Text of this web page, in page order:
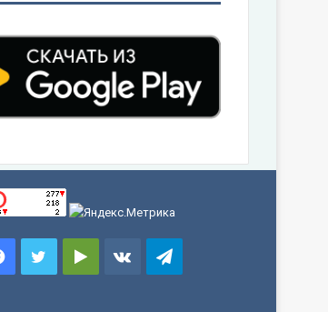
FacebookTwitterGooglevk.comTelegram